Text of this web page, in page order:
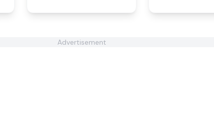
Advertisement